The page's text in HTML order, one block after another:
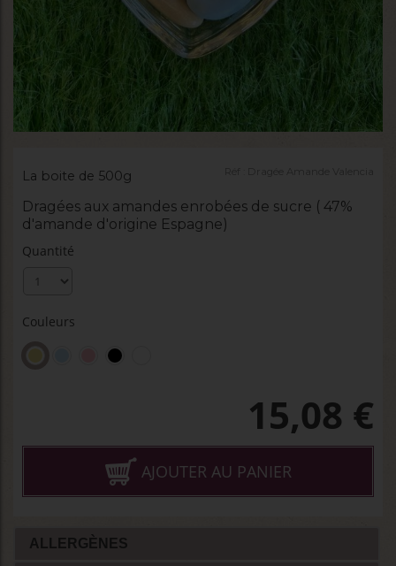
La boite de 500g
Dragées aux amandes enrobées de sucre ( 47%
d'amande d'origine Espagne)
Quantité
Couleurs
15,08 €
AJOUTER AU PANIER
ALLERGÈNES